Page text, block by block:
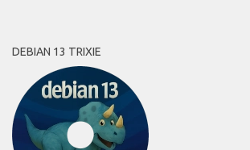
DEBIAN 13 TRIXIE